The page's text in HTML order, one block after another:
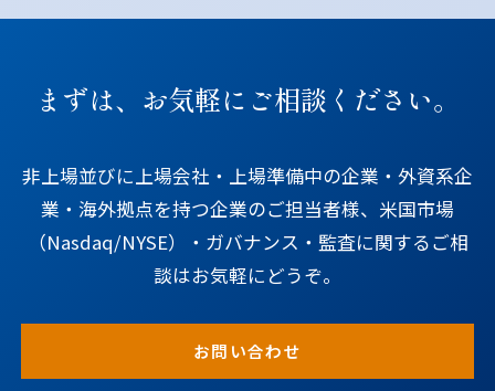
まずは、お気軽にご相談ください。
非上場並びに上場会社・上場準備中の企業・外資系企
業・海外拠点を持つ企業のご担当者様、米国市場
（Nasdaq/NYSE）・ガバナンス・監査に関するご相
談はお気軽にどうぞ。
お問い合わせ